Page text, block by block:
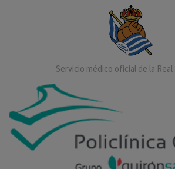
Servicio médico oficial de la Real